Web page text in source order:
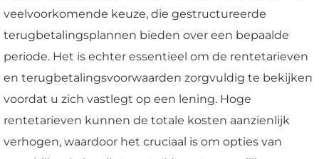
veelvoorkomende keuze, die gestructureerde
terugbetalingsplannen bieden over een bepaalde
periode. Het is echter essentieel om de rentetarieven
en terugbetalingsvoorwaarden zorgvuldig te bekijken
voordat u zich vastlegt op een lening. Hoge
rentetarieven kunnen de totale kosten aanzienlijk
verhogen, waardoor het cruciaal is om opties van